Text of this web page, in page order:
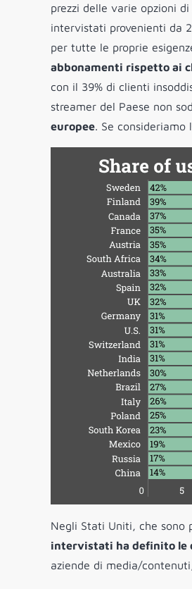
prezzi delle varie opzioni
intervistati provenienti da
per tutte le proprie
abbonamenti rispetto ai
con il 39% di clienti
streamer del Paese non
europee. Se consideriamo
Negli Stati Uniti, che sono
intervistati ha definito le
aziende di media/